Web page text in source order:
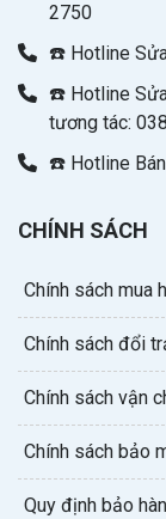
2750
☎️ Hotline
☎️ Hotline
tương tác:
☎️ Hotline
CHÍNH SÁCH
Chính sách mua
Chính sách đổi
Chính sách vận
Chính sách bảo
Quy định bảo